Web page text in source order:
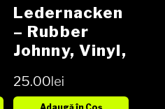
Ledernacken
– Rubber
Johnny, Vinyl,
Limited
25.00lei